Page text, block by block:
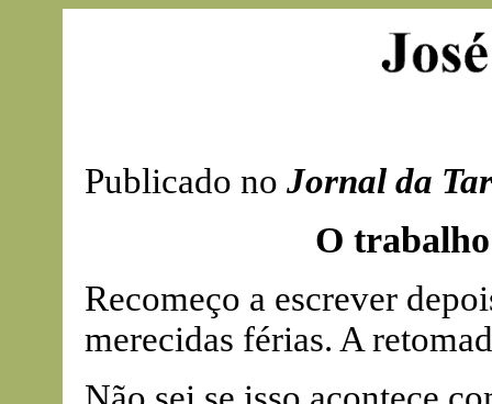
Publicado no Jornal da
O
Recomeço a escrever
merecidas férias. A